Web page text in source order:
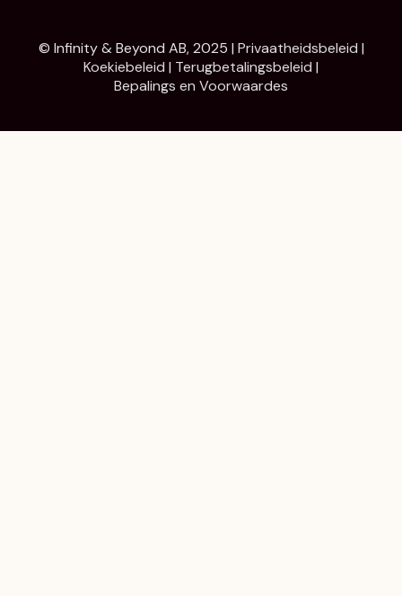
© Infinity & Beyond AB, 2025 | Privaatheidsbeleid |
Koekiebeleid | Terugbetalingsbeleid |
Bepalings en Voorwaardes